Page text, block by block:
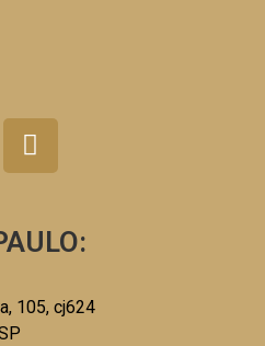
105, cj624